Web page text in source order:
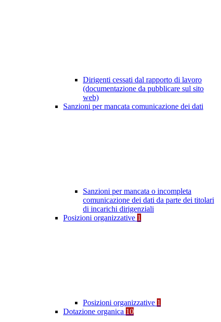
Dirigenti cessati dal rapporto di lavoro
(documentazione da pubblicare sul sito
web)
Sanzioni per mancata comunicazione dei dati
Sanzioni per mancata o incompleta
comunicazione dei dati da parte dei titolari
di incarichi dirigenziali
Posizioni organizzative 1
Posizioni organizzative 1
Dotazione organica 10